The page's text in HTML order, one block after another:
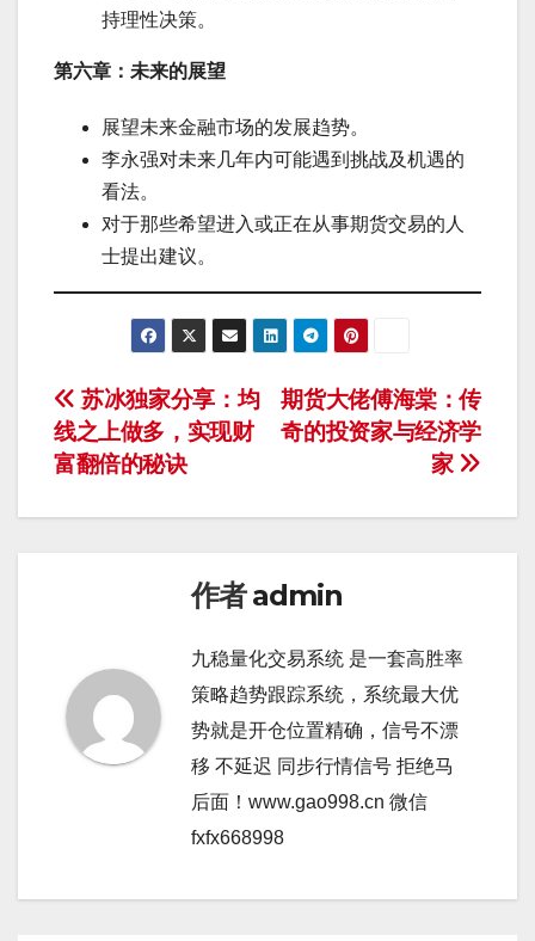
持理性决策。
第六章：未来的展望
展望未来金融市场的发展趋势。
李永强对未来几年内可能遇到挑战及机遇的
看法。
对于那些希望进入或正在从事期货交易的人
士提出建议。
文
章
导
期货大佬傅海棠：传
奇的投资家与经济学
家
苏冰独家分享：均
线之上做多，实现财
富翻倍的秘诀
作者admin
九稳量化交易系统 是一套高胜率
策略趋势跟踪系统，系统最大优
势就是开仓位置精确，信号不漂
移 不延迟 同步行情信号 拒绝马
后面！www.gao998.cn 微信
fxfx668998